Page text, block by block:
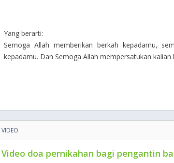
Yang berarti:
Semoga Allah memberikan berkah kepadamu,
kepadamu. Dan Semoga Allah mempersatukan kalian
VIDEO
Video doa pernikahan bagi pengantin